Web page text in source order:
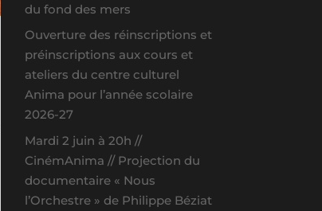
du fond des mers
Ouverture des réinscriptions et
préinscriptions aux cours et
ateliers du centre culturel
Anima pour l’année scolaire
2026-27
Mardi 2 juin à 20h //
CinémAnima // Projection du
documentaire « Nous
l’Orchestre » de Philippe Béziat